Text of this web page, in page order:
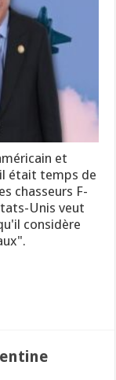
et
était temps de
chasseurs F-
Unis veut
considère